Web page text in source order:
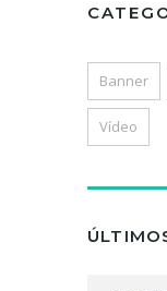
Banner
Vídeo